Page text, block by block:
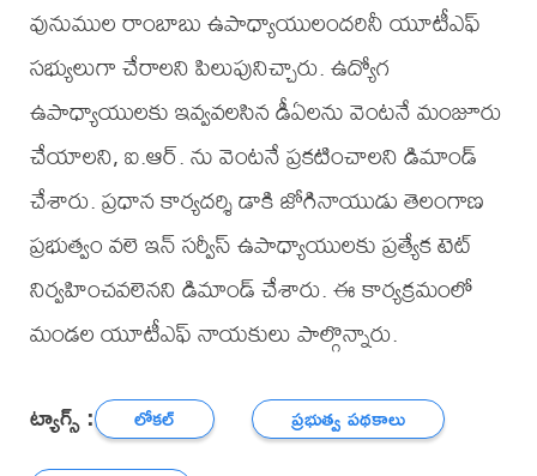
వునుముల రాంబాబు ఉపాధ్యాయులందరినీ యూటీఎఫ్
సభ్యులుగా చేరాలని పిలుపునిచ్చారు. ఉద్యోగ
ఉపాధ్యాయులకు ఇవ్వవలసిన డీఏలను వెంటనే మంజూరు
చేయాలని, ఐ.ఆర్. ను వెంటనే ప్రకటించాలని డిమాండ్
చేశారు. ప్రధాన కార్యదర్శి డాకి జోగినాయుడు తెలంగాణ
ప్రభుత్వం వలె ఇన్ సర్వీస్ ఉపాధ్యాయులకు ప్రత్యేక టెట్
నిర్వహించవలెనని డిమాండ్ చేశారు. ఈ కార్యక్రమంలో
మండల యూటీఎఫ్ నాయకులు పాల్గొన్నారు.
ట్యాగ్స్ : లోకల్
ప్రభుత్వ పథకాలు